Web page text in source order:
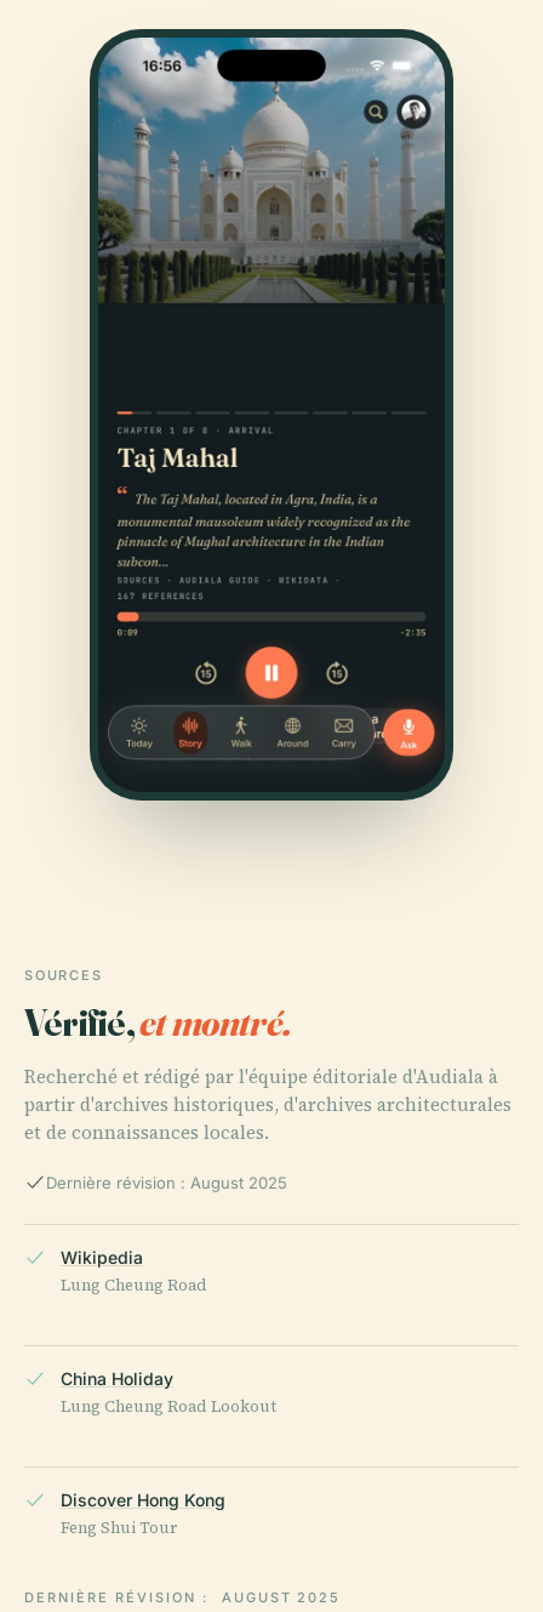
SOURCES
Vérifié,et montré.
Recherché et rédigé par l'équipe éditoriale d'Audiala à
partir d'archives historiques, d'archives architecturales
et de connaissances locales.
Dernière révision : August 2025
Wikipedia
Lung Cheung Road
China Holiday
Lung Cheung Road Lookout
Discover Hong Kong
Feng Shui Tour
DERNIÈRE RÉVISION : AUGUST 2025